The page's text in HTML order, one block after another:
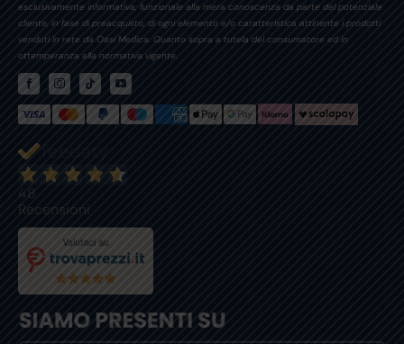
esclusivamente informativa, funzionale alla mera conoscenza da parte del potenziale
cliente, in fase di preacquisto, di ogni elemento e/o caratteristica attinente i prodotti
venduti in rete da Oasi Medica. Quanto sopra a tutela del consumatore ed in
ottemperanza alla normativa vigente.
48
Recensioni